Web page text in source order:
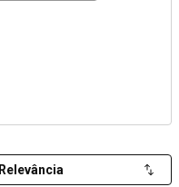
Relevância